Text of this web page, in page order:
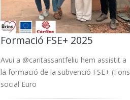
Formació FSE+ 2025
Avui a @caritassantfeliu hem assistit a
la formació de la subvenció FSE+ (Fons
social Euro